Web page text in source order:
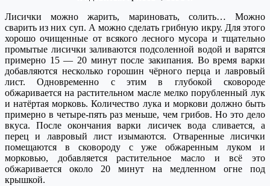
Лисички можно жарить, мариновать, солить… Можно
сварить из них суп. А можно сделать грибную икру. Для этого
хорошо очищенные от всякого лесного мусора и тщательно
промытые лисички заливаются подсоленной водой и варятся
примерно 15 — 20 минут после закипания. Во время варки
добавляются несколько горошин чёрного перца и лавровый
лист. Одновременно с этим в глубокой сковороде
обжаривается на растительном масле мелко порубленный лук
и натёртая морковь. Количество лука и моркови должно быть
примерно в четыре-пять раз меньше, чем грибов. Но это дело
вкуса. После окончания варки лисичек вода сливается, а
перец и лавровый лист изымаются. Отваренные лисички
помещаются в сковороду с уже обжаренным луком и
морковью, добавляется растительное масло и всё это
обжаривается около 20 минут на медленном огне под
крышкой.